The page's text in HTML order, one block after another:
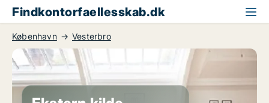
Findkontorfaellesskab.dk
København Vesterbro